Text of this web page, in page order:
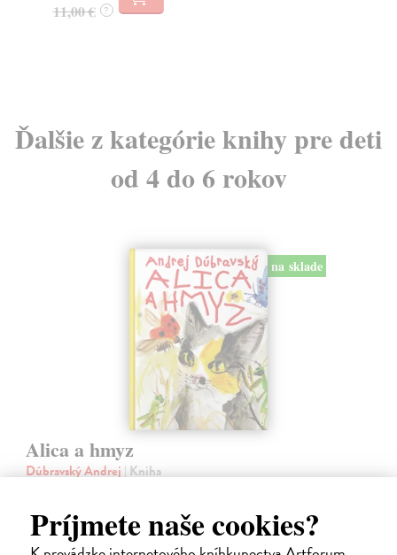
Príjmete naše cookies?
11,00 € ?
Ďalšie z kategórie knihy pre deti
od 4 do 6 rokov
na sklade
Alica a hmyz
Dúbravský Andrej | Kniha
Na sklade ?